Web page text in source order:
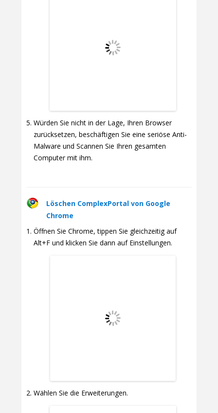
Würden Sie nicht in der Lage, Ihren Browser
zurücksetzen, beschäftigen Sie eine seriöse Anti-
Malware und Scannen Sie Ihren gesamten
Computer mit ihm.
Löschen ComplexPortal von Google
Chrome
Öffnen Sie Chrome, tippen Sie gleichzeitig auf
Alt+F und klicken Sie dann auf Einstellungen.
Wählen Sie die Erweiterungen.